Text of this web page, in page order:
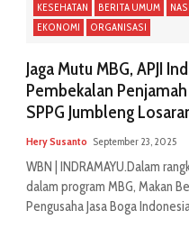
KESEHATAN
BERITA UMUM
EKONOMI
ORGANISASI
Jaga Mutu MBG, APJI
Pembekalan
SPPG Jumbleng
Hery Susanto September 23, 2025
WBN | INDRAMAYU.Dalam
dalam program MBG, Makan
Pengusaha Jasa Boga